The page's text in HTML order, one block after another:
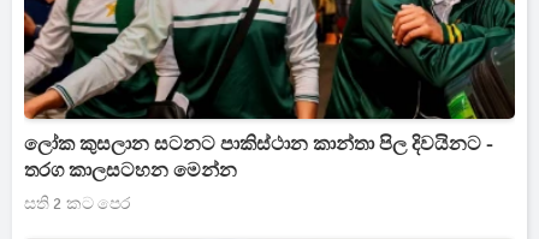
ලෝක කුසලාන සටනට පාකිස්ථාන කාන්තා පිල දිවයිනට -
තරග කාලසටහන මෙන්න
සති 2 කට පෙර